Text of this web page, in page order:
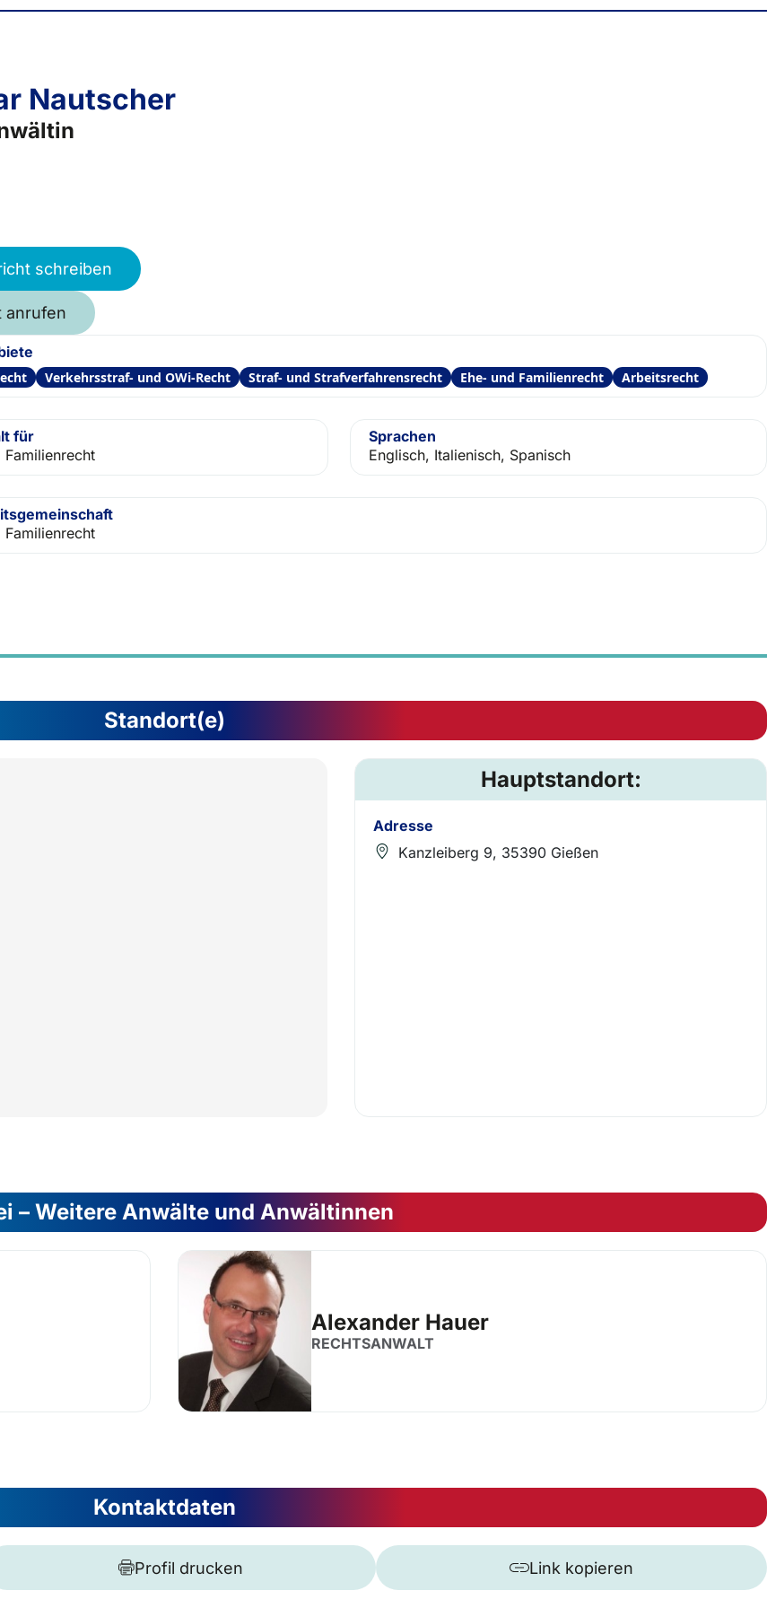
Nautscher
schreiben
anrufen
Verkehrsstraf- und OWi-Recht Straf- und Strafverfahrensrecht Ehe- und Familienrecht Arbeitsrecht
für
Familienrecht
Sprachen
Englisch, Italienisch, Spanisch
Familienrecht
Standort(e)
Hauptstandort:
Adresse
Kanzleiberg 9, 35390 Gießen
– Weitere Anwälte und Anwältinnen
Alexander Hauer
RECHTSANWALT
Kontaktdaten
Profil drucken Link kopieren